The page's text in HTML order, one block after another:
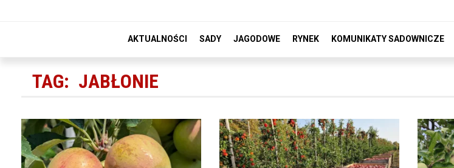
AKTUALNOŚCI SADY JAGODOWE RYNEK KOMUNIKATY SADOWNICZE
TAG: JABŁONIE